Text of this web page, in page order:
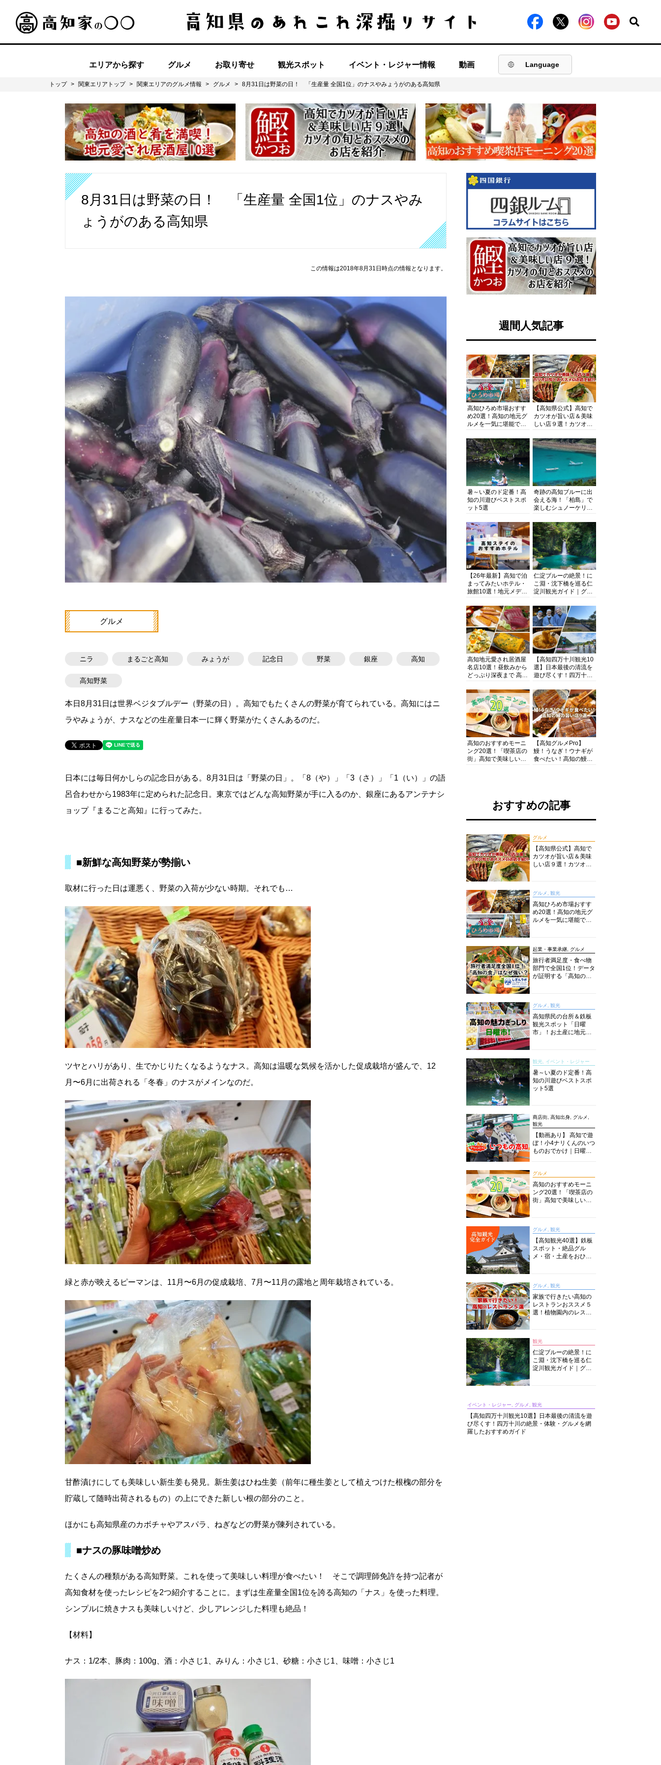
エリアから探す グルメ お取り寄せ 観光スポット イベント・レジャー情報 動画 Language
トップ > 関東エリアトップ > 関東エリアのグルメ情報 > グルメ > 8月31日は野菜の日！ 「生産量 全国1位」のナスやみょうがのある高知県
8月31日は野菜の日！ 「生産量 全国1位」のナスやみ
ょうがのある高知県
この情報は2018年8月31日時点の情報となります。
グルメ
ニラ まるごと高知 みょうが 記念日 野菜 銀座 高知
高知野菜
本日8月31日は世界ベジタブルデー（野菜の日）。高知でもたくさんの野菜が育てられている。高知にはニ
ラやみょうが、ナスなどの生産量日本一に輝く野菜がたくさんあるのだ。
日本には毎日何かしらの記念日がある。8月31日は「野菜の日」。「8（や）」「3（さ）」「1（い）」の語
呂合わせから1983年に定められた記念日。東京ではどんな高知野菜が手に入るのか、銀座にあるアンテナシ
ョップ『まるごと高知』に行ってみた。
■新鮮な高知野菜が勢揃い
取材に行った日は運悪く、野菜の入荷が少ない時期。それでも…
ツヤとハリがあり、生でかじりたくなるようなナス。高知は温暖な気候を活かした促成栽培が盛んで、12
月〜6月に出荷される「冬春」のナスがメインなのだ。
緑と赤が映えるピーマンは、11月〜6月の促成栽培、7月〜11月の露地と周年栽培されている。
甘酢漬けにしても美味しい新生姜も発見。新生姜はひね生姜（前年に種生姜として植えつけた根槐の部分を
貯蔵して随時出荷されるもの）の上にできた新しい根の部分のこと。
ほかにも高知県産のカボチャやアスパラ、ねぎなどの野菜が陳列されている。
■ナスの豚味噌炒め
たくさんの種類がある高知野菜。これを使って美味しい料理が食べたい！ そこで調理師免許を持つ記者が
高知食材を使ったレシピを2つ紹介することに。まずは生産量全国1位を誇る高知の「ナス」を使った料理。
シンプルに焼きナスも美味しいけど、少しアレンジした料理も絶品！
【材料】
ナス：1/2本、豚肉：100g、酒：小さじ1、みりん：小さじ1、砂糖：小さじ1、味噌：小さじ1
週間人気記事
高知ひろめ市場おすす
め20選！高知の地元グ
ルメを一気に堪能でき
底解剖
【高知県公式】高知で
カツオが旨い店＆美味
しい店９選！カツオの
紹介
暑～い夏のド定番！高
知の川遊びベストスポ
ット5選
奇跡の高知ブルーに出
会える海！「柏島」で
楽しむシュノーケリン
浴にキャンプまで透明
度抜群の海の楽園を徹
底紹介
【26年最新】高知で泊
まってみたいホテル・
旅館10選！地元メディ
厳選
仁淀ブルーの絶景！に
こ淵・沈下橋を巡る仁
淀川観光ガイド｜グル
まで完全網羅！
高知地元愛され居酒屋
名店10選！昼飲みから
どっぷり深夜まで 高知
知グルメPro】
【高知四万十川観光10
選】日本最後の清流を
遊び尽くす！四万十川
を網羅したおすすめガ
イド
高知のおすすめモーニ
ング20選！「喫茶店の
街」高知で美味しい喫
【高知グルメPro】
鰻！うなぎ！ウナギが
食べたい！高知の鰻の
おすすめの記事
グルメ
【高知県公式】高知で
カツオが旨い店＆美味
しい店９選！カツオの
グルメ, 観光
高知ひろめ市場おすす
め20選！高知の地元グ
ルメを一気に堪能でき
起業・事業承継, グルメ
旅行者満足度・食べ物
部門で全国1位！データ
が証明する「高知の
グルメ, 観光
高知県民の台所＆鉄板
観光スポット「日曜
市」！お土産に地元野
説！
観光, イベント・レジャー
暑～い夏のド定番！高
知の川遊びベストスポ
ット5選
商店街, 高知出身, グルメ,
観光
【動画あり】 高知で遊
ぼ！小4ナリくんのいつ
ものおでかけ｜日曜市
グルメ
高知のおすすめモーニ
ング20選！「喫茶店の
街」高知で美味しい喫
グルメ, 観光
【高知観光40選】鉄板
スポット・絶品グル
メ・宿・土産をおひと
グルメ, 観光
家族で行きたい高知の
レストランおススメ５
選！植物園内のレスト
観光
仁淀ブルーの絶景！に
こ淵・沈下橋を巡る仁
淀川観光ガイド｜グル
イベント・レジャー, グルメ, 観光
【高知四万十川観光10選】日本最後の清流を遊
び尽くす！四万十川の絶景・体験・グルメを網
羅したおすすめガイド